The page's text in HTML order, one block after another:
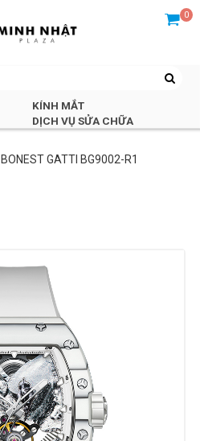
0
KÍNH MẮT
DỊCH VỤ SỬA CHỮA
GATTI BG9002-R1